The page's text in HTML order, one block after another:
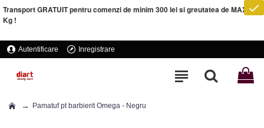
Transport GRATUIT pentru comenzi de minim 300 lei si greutatea de MAXIM 5
Kg !
Autentificare Inregistrare
Pamatuf pt barbierit Omega - Negru